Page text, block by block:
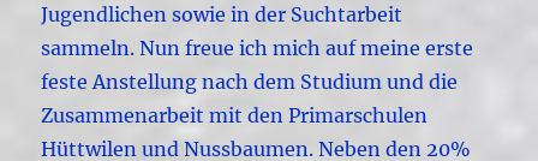
Jugendlichen sowie in der Suchtarbeit
sammeln. Nun freue ich mich auf meine erste
feste Anstellung nach dem Studium und die
Zusammenarbeit mit den Primarschulen
Hüttwilen und Nussbaumen. Neben den 20%